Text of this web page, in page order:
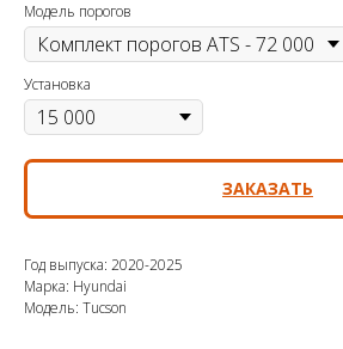
Модель порогов
Установка
ЗАКАЗАТЬ
Год выпуска: 2020-2025
Марка: Hyundai
Модель: Tucson